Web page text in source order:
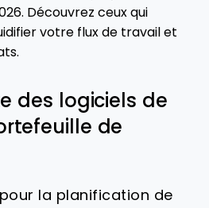
Découvrez ceux qui
votre flux de travail et
des logiciels de
de
pour la planification de